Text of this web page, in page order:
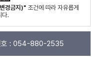
경금지)" 조건에 따라 자유롭게
다.
: 054-880-2535